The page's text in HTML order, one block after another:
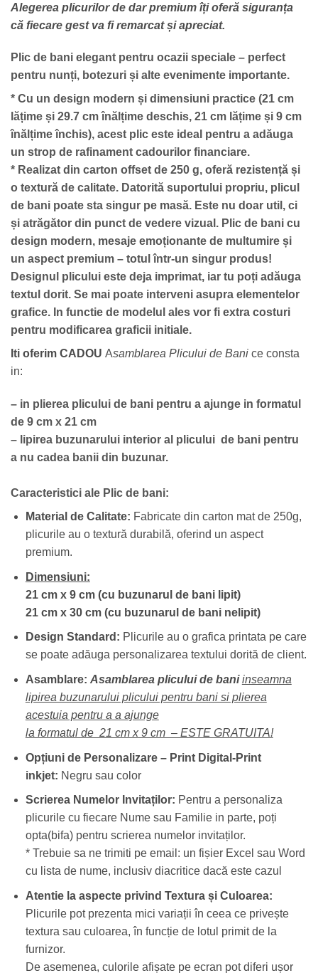
Alegerea plicurilor de dar premium îți oferă siguranța
că fiecare gest va fi remarcat și apreciat.
Plic de bani elegant pentru ocazii speciale – perfect
pentru nunți, botezuri și alte evenimente importante.
* Cu un design modern și dimensiuni practice (21 cm
lățime și 29.7 cm înălțime deschis, 21 cm lățime și 9 cm
înălțime închis), acest plic este ideal pentru a adăuga
un strop de rafinament cadourilor financiare.
* Realizat din carton offset de 250 g, oferă rezistență și
o textură de calitate. Datorită suportului propriu, plicul
de bani poate sta singur pe masă. Este nu doar util, ci
și atrăgător din punct de vedere vizual. Plic de bani cu
design modern, mesaje emoționante de multumire și
un aspect premium – totul într-un singur produs!
Designul plicului este deja imprimat, iar tu poți adăuga
textul dorit. Se mai poate interveni asupra elementelor
grafice. In functie de modelul ales vor fi extra costuri
pentru modificarea graficii initiale.
Iti oferim CADOU Asamblarea Plicului de Bani ce consta
in:
– in plierea plicului de bani pentru a ajunge in formatul
de 9 cm x 21 cm
– lipirea buzunarului interior al plicului de bani pentru
a nu cadea banii din buzunar.
Caracteristici ale Plic de bani:
Material de Calitate: Fabricate din carton mat de 250g,
plicurile au o textură durabilă, oferind un aspect
premium.
Dimensiuni:
21 cm x 9 cm (cu buzunarul de bani lipit)
21 cm x 30 cm (cu buzunarul de bani nelipit)
Design Standard: Plicurile au o grafica printata pe care
se poate adăuga personalizarea textului dorită de client.
Asamblare: Asamblarea plicului de baniinseamna
lipirea buzunarului plicului pentru bani si plierea
acestuia pentru a a ajunge
la formatul de 21 cm x 9 cm – ESTE GRATUITA!
Opțiuni de Personalizare – Print Digital-Print
inkjet: Negru sau color
Scrierea Numelor Invitaților: Pentru a personaliza
plicurile cu fiecare Nume sau Familie in parte, poți
opta(bifa) pentru scrierea numelor invitaților.
* Trebuie sa ne trimiti pe email: un fișier Excel sau Word
cu lista de nume, inclusiv diacritice dacă este cazul
Atentie la aspecte privind Textura și Culoarea:
Plicurile pot prezenta mici variații în ceea ce privește
textura sau culoarea, în funcție de lotul primit de la
furnizor.
De asemenea, culorile afișate pe ecran pot diferi ușor